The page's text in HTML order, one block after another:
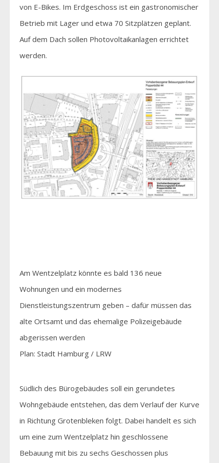
von E-Bikes. Im Erdgeschoss ist ein gastronomischer
Betrieb mit Lager und etwa 70 Sitzplätzen geplant.
Auf dem Dach sollen Photovoltaikanlagen errichtet
werden.
Am Wentzelplatz könnte es bald 136 neue
Wohnungen und ein modernes
Dienstleistungszentrum geben – dafür müssen das
alte Ortsamt und das ehemalige Polizeigebäude
abgerissen werden
Plan: Stadt Hamburg / LRW
Südlich des Bürogebäudes soll ein gerundetes
Wohngebäude entstehen, das dem Verlauf der Kurve
in Richtung Grotenbleken folgt. Dabei handelt es sich
um eine zum Wentzelplatz hin geschlossene
Bebauung mit bis zu sechs Geschossen plus